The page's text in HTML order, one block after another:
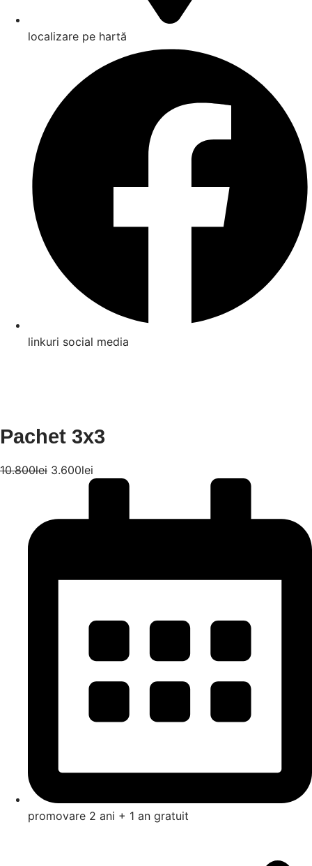
localizare pe hartă
linkuri social media
Pachet 3x3
10.800lei 3.600lei
promovare 2 ani + 1 an gratuit